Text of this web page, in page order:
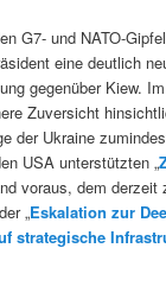
G7- und NATO-
eine deutlich
gegenüber Kiew.
Zuversicht
der Ukraine
USA unterstützten „
voraus, dem derzeit
„Eskalation zur
strategische